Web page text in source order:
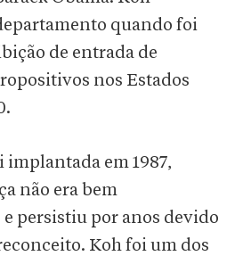
quando foi
de entrada de
nos Estados
implantada em 1987,
não era bem
persistiu por anos devido
Koh foi um dos